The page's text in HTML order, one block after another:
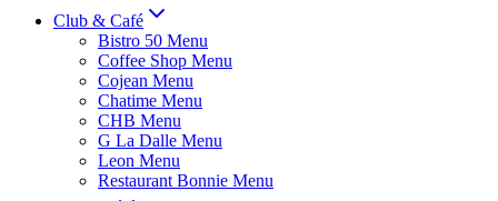
Club & Café
Bistro 50 Menu
Coffee Shop Menu
Cojean Menu
Chatime Menu
CHB Menu
G La Dalle Menu
Leon Menu
Restaurant Bonnie Menu